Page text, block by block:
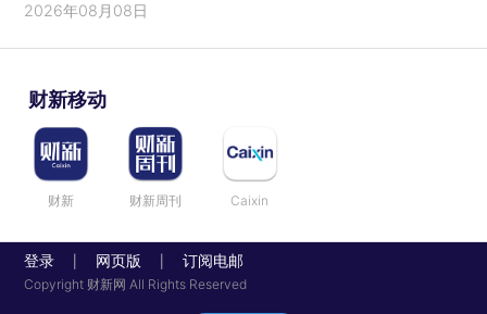
2026年08月08日
财新移动
财新 财新周刊 Caixin
登录 网页版 订阅电邮
Copyright 财新网 All Rights Reserved